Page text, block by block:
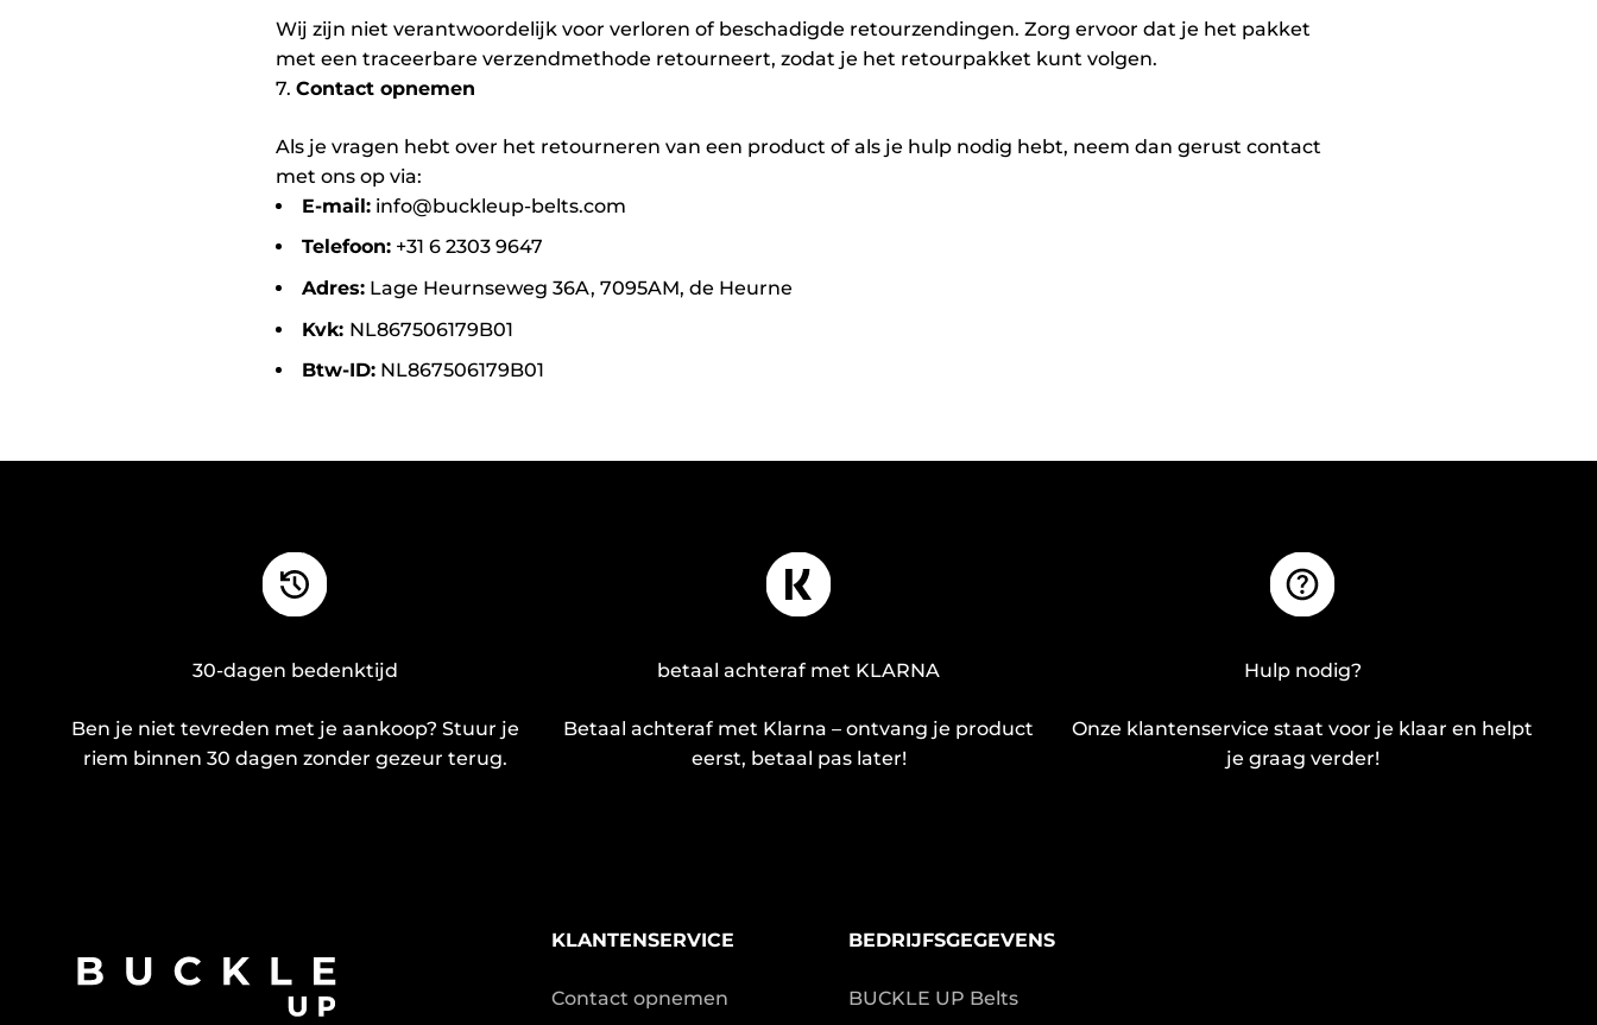
Wij zijn niet verantwoordelijk voor verloren of beschadigde retourzendingen. Zorg ervoor dat je het pakket
met een traceerbare verzendmethode retourneert, zodat je het retourpakket kunt volgen.
7. Contact opnemen
Als je vragen hebt over het retourneren van een product of als je hulp nodig hebt, neem dan gerust contact
met ons op via:
E-mail: info@buckleup-belts.com
Telefoon: +31 6 2303 9647
Adres: Lage Heurnseweg 36A, 7095AM, de Heurne
Kvk: NL867506179B01
Btw-ID: NL867506179B01
30-dagen bedenktijd
Ben je niet tevreden met je aankoop? Stuur je
riem binnen 30 dagen zonder gezeur terug.
betaal achteraf met KLARNA
Betaal achteraf met Klarna – ontvang je product
eerst, betaal pas later!
Hulp nodig?
Onze klantenservice staat voor je klaar en helpt
je graag verder!
KLANTENSERVICE
Contact opnemen
BEDRIJFSGEGEVENS
BUCKLE UP Belts